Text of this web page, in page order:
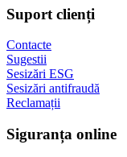
Suport clienți
Contacte
Sugestii
Sesizări ESG
Sesizări antifraudă
Reclamații
Siguranța online